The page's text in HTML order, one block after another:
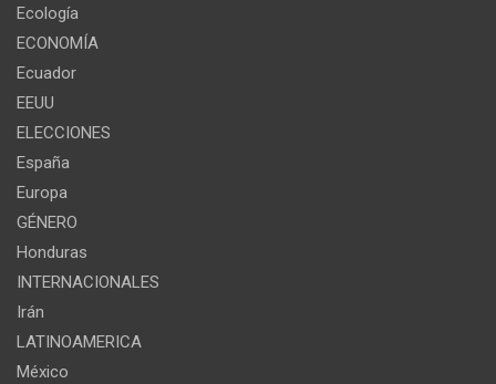
Ecología
ECONOMÍA
Ecuador
EEUU
ELECCIONES
España
Europa
GÉNERO
Honduras
INTERNACIONALES
Irán
LATINOAMERICA
México